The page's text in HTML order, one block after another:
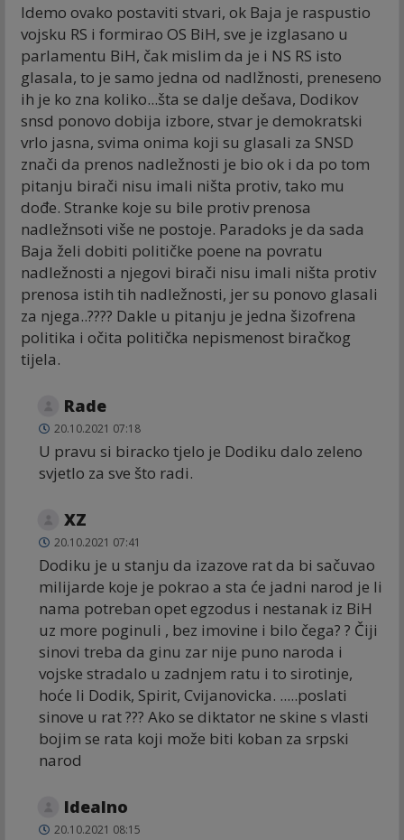
Idemo ovako postaviti stvari, ok Baja je raspustio
vojsku RS i formirao OS BiH, sve je izglasano u
parlamentu BiH, čak mislim da je i NS RS isto
glasala, to je samo jedna od nadlžnosti, preneseno
ih je ko zna koliko...šta se dalje dešava, Dodikov
snsd ponovo dobija izbore, stvar je demokratski
vrlo jasna, svima onima koji su glasali za SNSD
znači da prenos nadležnosti je bio ok i da po tom
pitanju birači nisu imali ništa protiv, tako mu
dođe. Stranke koje su bile protiv prenosa
nadležnsoti više ne postoje. Paradoks je da sada
Baja želi dobiti političke poene na povratu
nadležnosti a njegovi birači nisu imali ništa protiv
prenosa istih tih nadležnosti, jer su ponovo glasali
za njega..???? Dakle u pitanju je jedna šizofrena
politika i očita politička nepismenost biračkog
tijela.
Rade
20.10.2021 07:18
U pravu si biracko tjelo je Dodiku dalo zeleno
svjetlo za sve što radi.
XZ
20.10.2021 07:41
Dodiku je u stanju da izazove rat da bi sačuvao
milijarde koje je pokrao a sta će jadni narod je li
nama potreban opet egzodus i nestanak iz BiH
uz more poginuli , bez imovine i bilo čega? ? Čiji
sinovi treba da ginu zar nije puno naroda i
vojske stradalo u zadnjem ratu i to sirotinje,
hoće li Dodik, Spirit, Cvijanovicka. .....poslati
sinove u rat ??? Ako se diktator ne skine s vlasti
bojim se rata koji može biti koban za srpski
narod
Idealno
20.10.2021 08:15